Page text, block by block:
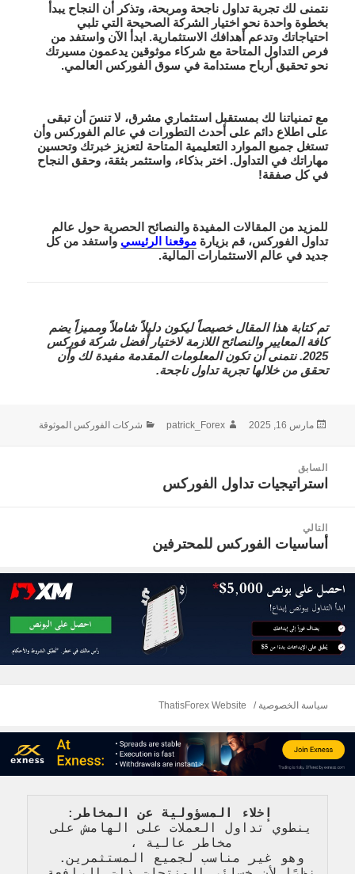
نتمنى لك تجربة تداول ناجحة ومربحة، وتذكر أن النجاح يبدأ
بخطوة واحدة نحو اختيار الشركة الصحيحة التي تلبي
احتياجاتك وتدعم أهدافك الاستثمارية. ابدأ الآن واستفد من
فرص التداول المتاحة مع شركاء موثوقين يدعمون مسيرتك
نحو تحقيق أرباح مستدامة في سوق الفوركس العالمي.
مع تمنياتنا لك بمستقبل استثماري مشرق، لا تنسَ أن تبقى
على اطلاع دائم على أحدث التطورات في عالم الفوركس وأن
تستغل جميع الموارد التعليمية المتاحة لتعزيز خبرتك وتحسين
مهاراتك في التداول. اختر بذكاء، واستثمر بثقة، وحقق النجاح
في كل صفقة!
للمزيد من المقالات المفيدة والنصائح الحصرية حول عالم
تداول الفوركس، قم بزيارةموقعنا الرئيسي واستفد من كل
جديد في عالم الاستثمارات المالية.
تم كتابة هذا المقال خصيصاً ليكون دليلاً شاملاً ومميزاً يضم
كافة المعايير والنصائح اللازمة لاختيار أفضل شركة فوركس
2025. نتمنى أن تكون المعلومات المقدمة مفيدة لك وأن
تحقق من خلالها تجربة تداول ناجحة.
نُشرت
مارس 16, 2025 الكاتب
patrick_Forex التصنيفات
شركات الفوركس الموثوقة
المقالاتالسابق
المقالة
استراتيجيات تداول الفوركس
التالي
المقالة
أساسيات الفوركس للمحترفين
سياسة الخصوصية ThatisForex Website
إخلاء المسؤولية عن المخاطر :
ينطوي تداول العملات على الهامش على
مخاطر عالية
،
وهو غير مناسب لجميع المستثمرين.